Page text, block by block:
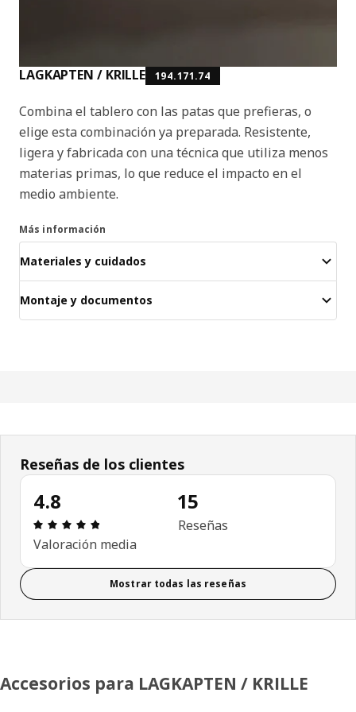
LAGKAPTEN / KRILLE 194.171.74
Combina el tablero con las patas que prefieras, o
elige esta combinación ya preparada. Resistente,
ligera y fabricada con una técnica que utiliza menos
materias primas, lo que reduce el impacto en el
medio ambiente.
Más información
Materiales y cuidados
Montaje y documentos
Reseñas de los clientes
4.8
Reseña: 4.8 de 5 estrellas. Revisiones totales: 15
Valoración media
15
Reseñas
Mostrar todas las reseñas
Accesorios para LAGKAPTEN / KRILLE